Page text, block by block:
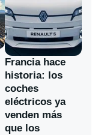
Francia hace
historia: los
coches
eléctricos ya
venden más
que los